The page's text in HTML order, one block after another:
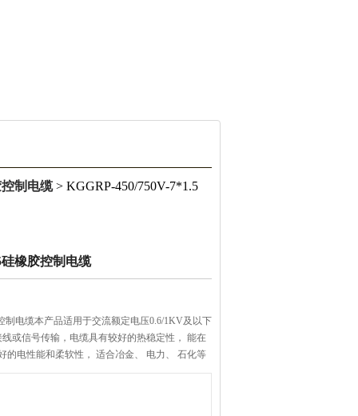
制电缆> KGGRP-450/750V-7*1.5
橡胶控制电缆
制电缆本产品适用于交流额定电压0.6/1KV及以下
信号传输，电缆具有较好的热稳定性， 能在
的电性能和柔软性， 适合冶金、 电力、 石化等
用。